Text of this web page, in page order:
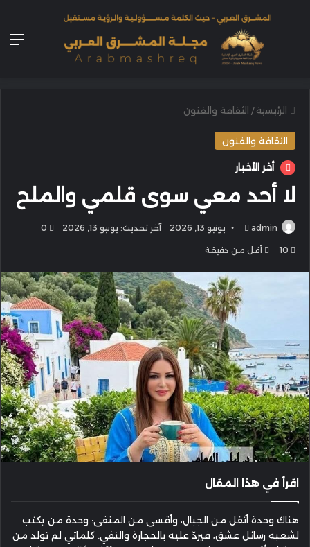
الرئيسية / الثقافة والفنون
الثقافة والفنون
أخر الأخبار
لا أحد معي سوى قلمي والملح
admin
أرسل يونيو 13, 2026 آخر تحديث: يونيو 13, 2026 0
10 أقل من دقيقة
اقرأ في هذا المقال
هناك وحدة أثقل من الجبال، وأقسى من المنفى: وحدة من يكتب
لشعبه رسائل عشق، فيردّ عليه بالحجارة والنفي. كلماتي لم تولد من